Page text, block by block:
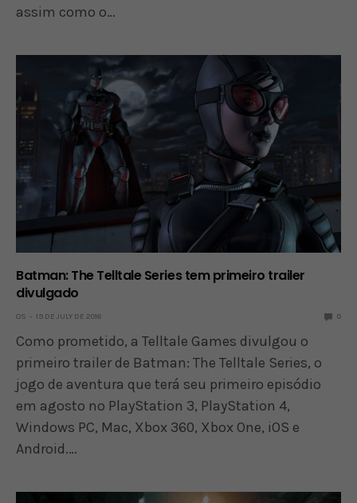
assim como o…
Batman: The Telltale Series tem primeiro trailer
divulgado
OS 19 DE JULY DE 2016 0
Como prometido, a Telltale Games divulgou o
primeiro trailer de Batman: The Telltale Series, o
jogo de aventura que terá seu primeiro episódio
em agosto no PlayStation 3, PlayStation 4,
Windows PC, Mac, Xbox 360, Xbox One, iOS e
Android.…